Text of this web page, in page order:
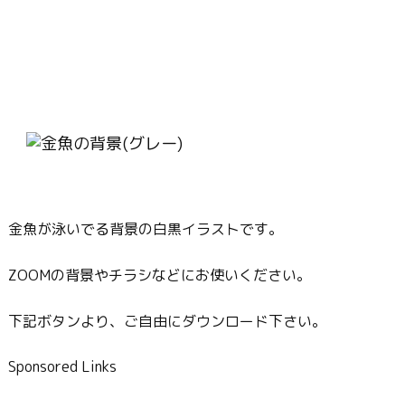
金魚が泳いでる背景の白黒イラストです。
ZOOMの背景やチラシなどにお使いください。
下記ボタンより、ご自由にダウンロード下さい。
Sponsored Links